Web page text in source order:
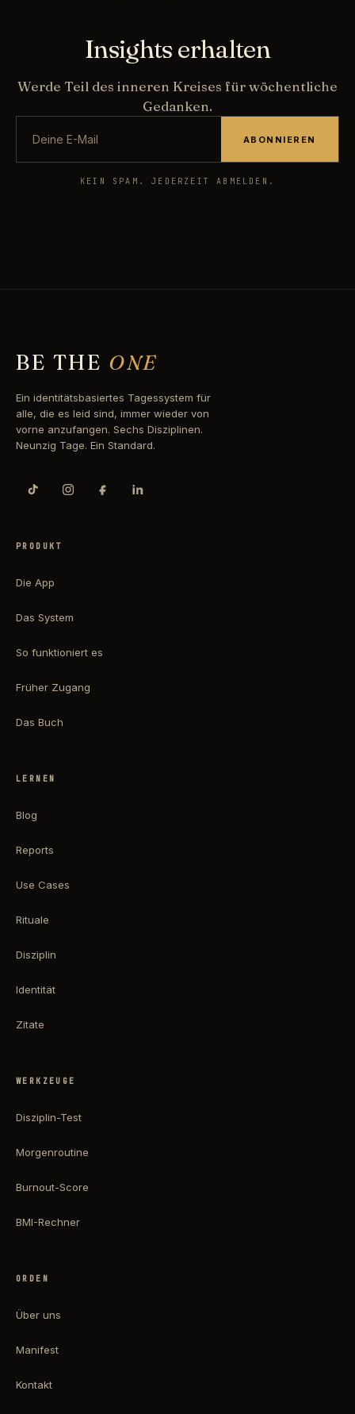
Insights erhalten
Werde Teil des inneren Kreises für wöchentliche
Gedanken.
ABONNIEREN
KEIN SPAM. JEDERZEIT ABMELDEN.
BE THE ONE
Ein identitätsbasiertes Tagessystem für
alle, die es leid sind, immer wieder von
vorne anzufangen. Sechs Disziplinen.
Neunzig Tage. Ein Standard.
PRODUKT
Die App
Das System
So funktioniert es
Früher Zugang
Das Buch
LERNEN
Blog
Reports
Use Cases
Rituale
Disziplin
Identität
Zitate
WERKZEUGE
Disziplin-Test
Morgenroutine
Burnout-Score
BMI-Rechner
ORDEN
Über uns
Manifest
Kontakt